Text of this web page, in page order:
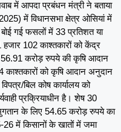
में आपदा प्रबंधन मंत्री ने बताया
2025) में विधानसभा क्षेत्र ओसियां में
गई फसलों में 33 प्रतिशत या
102 काश्तकारों को केंद्र
56.91 करोड़ रुपये की कृषि आदान
को कृषि आदान अनुदान
बिल कोष कार्यालय को
प्रक्रियाधीन है। शेष 30
के लिए 54.65 करोड़ रुपये का
में किसानों के खातों में जमा